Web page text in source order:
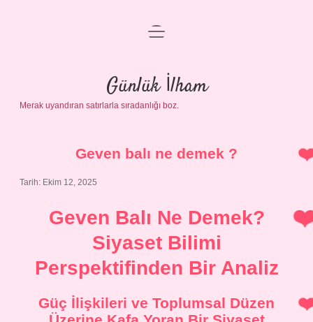
Anasayfa
Gizlilik Politikası
Yasal Uyarı
menüyü
Günlük İlham
Merak uyandıran satırlarla sıradanlığı boz.
Geven balı ne demek ?
Tarih: Ekim 12, 2025
Geven Balı Ne Demek?
Siyaset Bilimi
Perspektifinden Bir Analiz
Güç İlişkileri ve Toplumsal Düzen